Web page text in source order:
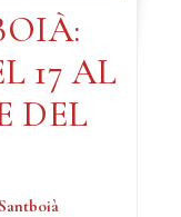
17 AL
DEL